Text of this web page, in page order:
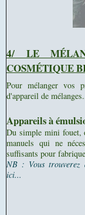
4/ LE
COSMÉTIQUE
Pour mélanger vos
d'appareil de
Appareils à
Du simple mini fouet,
manuels qui ne
suffisants pour
NB : Vous trouverez
ici...